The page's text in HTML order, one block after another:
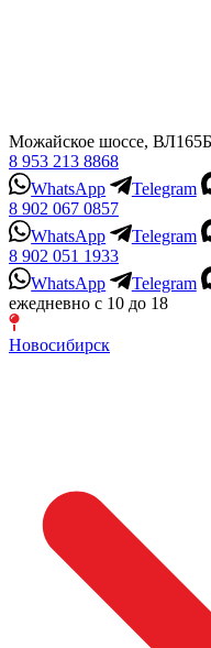
Можайское шоссе, ВЛ165Б
8 953 213 8868
WhatsApp
Telegram
8 902 067 0857
WhatsApp
Telegram
8 902 051 1933
WhatsApp
Telegram
ежедневно с 10 до 18
Новосибирск